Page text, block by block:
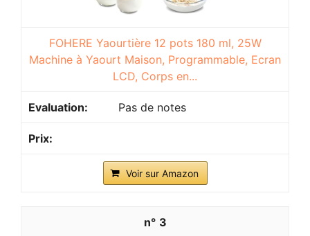
FOHERE Yaourtière 12 pots 180 ml, 25W
Machine à Yaourt Maison, Programmable, Ecran
LCD, Corps en...
Pas de notes
Voir sur Amazon
3